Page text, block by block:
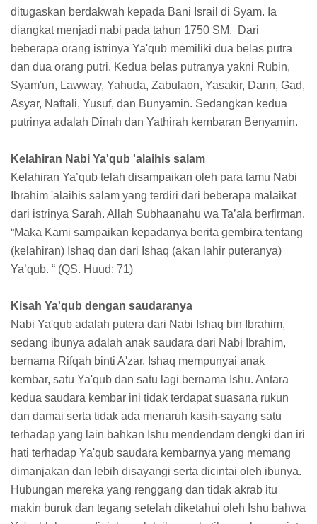
ditugaskan berdakwah kepada Bani Israil di Syam. Ia
diangkat menjadi nabi pada tahun 1750 SM, Dari
beberapa orang istrinya Ya'qub memiliki dua belas putra
dan dua orang putri. Kedua belas putranya yakni Rubin,
Syam'un, Lawway, Yahuda, Zabulaon, Yasakir, Dann, Gad,
Asyar, Naftali, Yusuf, dan Bunyamin. Sedangkan kedua
putrinya adalah Dinah dan Yathirah kembaran Benyamin.
Kelahiran Nabi Ya'qub 'alaihis salam
Kelahiran Ya’qub telah disampaikan oleh para tamu Nabi
Ibrahim 'alaihis salam yang terdiri dari beberapa malaikat
dari istrinya Sarah. Allah Subhaanahu wa Ta’ala berfirman,
“Maka Kami sampaikan kepadanya berita gembira tentang
(kelahiran) Ishaq dan dari Ishaq (akan lahir puteranya)
Ya’qub. “ (QS. Huud: 71)
Kisah Ya'qub dengan saudaranya
Nabi Ya'qub adalah putera dari Nabi Ishaq bin Ibrahim,
sedang ibunya adalah anak saudara dari Nabi Ibrahim,
bernama Rifqah binti A'zar. Ishaq mempunyai anak
kembar, satu Ya'qub dan satu lagi bernama Ishu. Antara
kedua saudara kembar ini tidak terdapat suasana rukun
dan damai serta tidak ada menaruh kasih-sayang satu
terhadap yang lain bahkan Ishu mendendam dengki dan iri
hati terhadap Ya'qub saudara kembarnya yang memang
dimanjakan dan lebih disayangi serta dicintai oleh ibunya.
Hubungan mereka yang renggang dan tidak akrab itu
makin buruk dan tegang setelah diketahui oleh Ishu bahwa